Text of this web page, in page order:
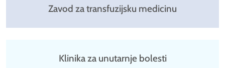
Zavod za transfuzijsku medicinu
Klinika za unutarnje bolesti